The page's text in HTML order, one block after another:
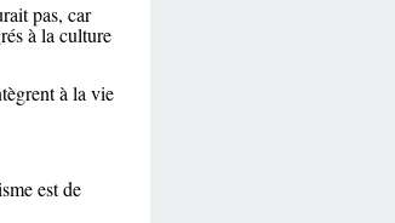
pas, car
à la culture
à la vie
est de